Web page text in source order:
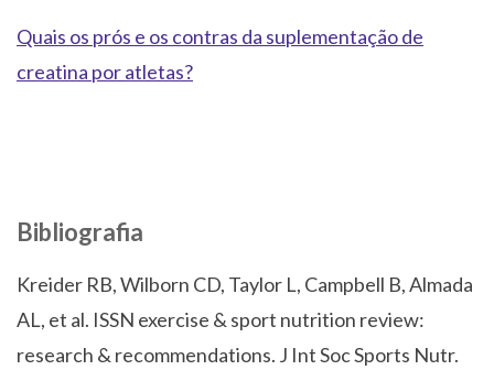
Quais os prós e os contras da suplementação de
creatina por atletas?
Bibliografia
Kreider RB, Wilborn CD, Taylor L, Campbell B, Almada
AL, et al. ISSN exercise & sport nutrition review:
research & recommendations. J Int Soc Sports Nutr.